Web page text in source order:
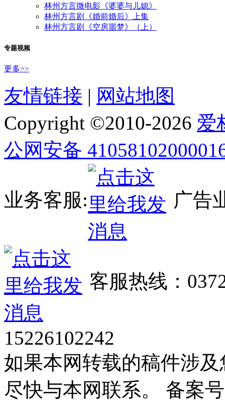
林州方言微电影《婆婆与儿媳》
林州方言剧《婚前婚后》上集
林州方言剧《空房噩梦》（上）
专题视频
更多>>
友情链接 | 网站地图
Copyright ©2010-2026 爱
公网安备
业务客服: 广告
客服热线：
15226102242
如果本网转载的稿件涉
尽快与本网联系。 备案